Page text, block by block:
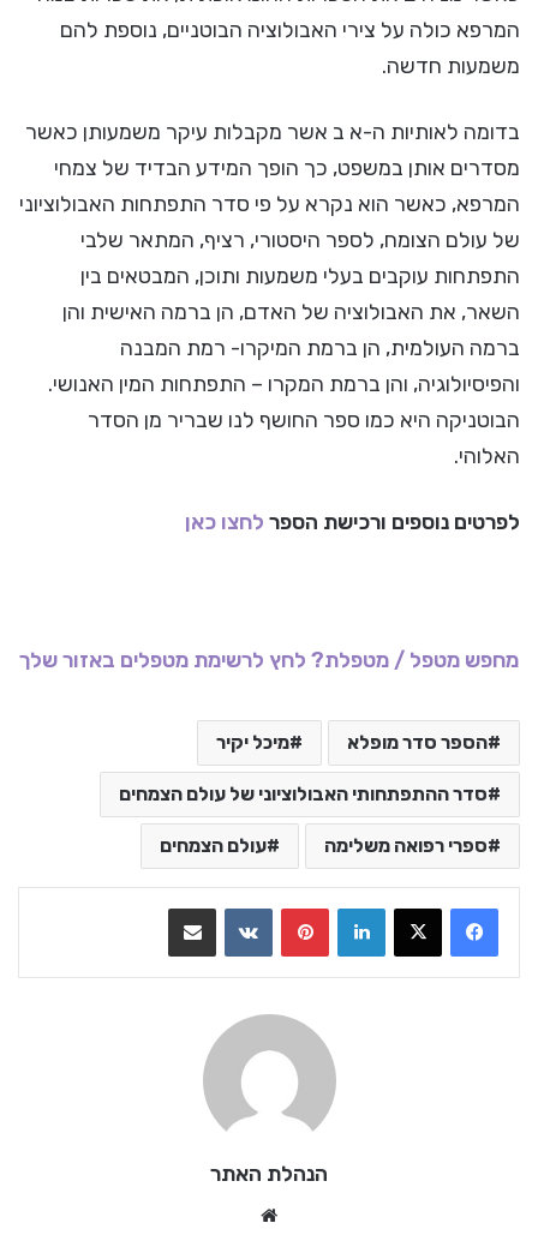
המרפא כולה על צירי האבולוציה הבוטניים, נוספת להם
משמעות חדשה.
בדומה לאותיות ה-א ב אשר מקבלות עיקר משמעותן כאשר
מסדרים אותן במשפט, כך הופך המידע הבדיד של צמחי
המרפא, כאשר הוא נקרא על פי סדר התפתחות האבולוציוני
של עולם הצומח, לספר היסטורי, רציף, המתאר שלבי
התפתחות עוקבים בעלי משמעות ותוכן, המבטאים בין
השאר, את האבולוציה של האדם, הן ברמה האישית והן
ברמה העולמית, הן ברמת המיקרו- רמת המבנה
והפיסיולוגיה, והן ברמת המקרו – התפתחות המין האנושי.
הבוטניקה היא כמו ספר החושף לנו שבריר מן הסדר
האלוהי.
לפרטים נוספים ורכישת הספר לחצו כאן
מחפש מטפל / מטפלת? לחץ לרשימת מטפלים באזור שלך
הספר סדר מופלא מיכל יקיר
סדר ההתפתחותי האבולוציוני של עולם הצמחים
ספרי רפואה משלימה עולם הצמחים
LinkedIn
VKontakte
הנהלת האתר